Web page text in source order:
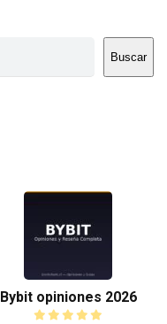
Buscar
Bybit opiniones 2026